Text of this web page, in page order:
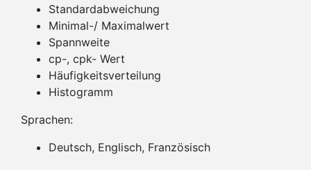
Standardabweichung
Minimal-/ Maximalwert
Spannweite
cp-, cpk- Wert
Häufigkeitsverteilung
Histogramm
Sprachen:
Deutsch, Englisch, Französisch